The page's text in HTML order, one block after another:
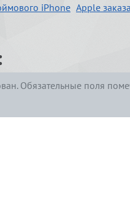
iPhone Apple
Обязательные поля